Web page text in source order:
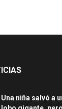
Una niña salvó a